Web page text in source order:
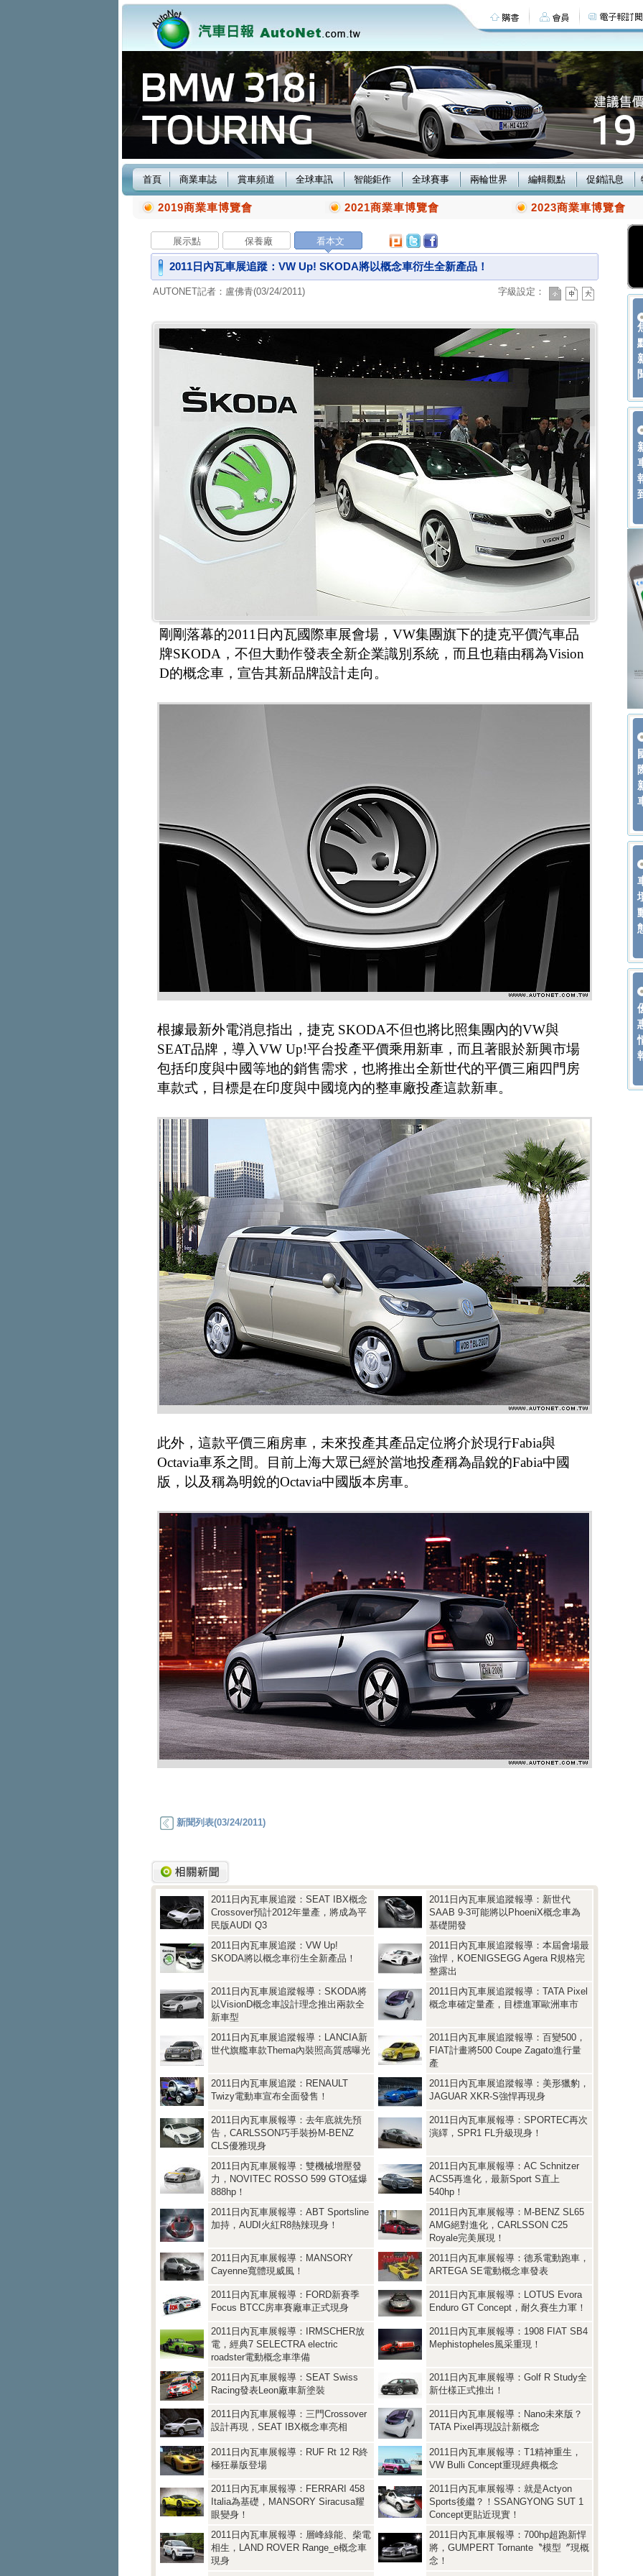
首頁 商業車誌 賞車頻道 全球車訊 智能鉅作 全球賽事 兩輪世界 編輯觀點 促銷訊息
2019商業車博覽會 2021商業車博覽會 2023商業車博覽會
展示點 保養廠 看本文
2011日內瓦車展追蹤：VW Up! SKODA將以概念車衍生全新產品！
AUTONET記者：盧佛青(03/24/2011) 字級設定：
剛剛落幕的2011日內瓦國際車展會場，VW集團旗下的捷克平價汽車品
牌SKODA，不但大動作發表全新企業識別系統，而且也藉由稱為Vision
D的概念車，宣告其新品牌設計走向。
根據最新外電消息指出，捷克 SKODA不但也將比照集團內的VW與
SEAT品牌，導入VW Up!平台投產平價乘用新車，而且著眼於新興市場
包括印度與中國等地的銷售需求，也將推出全新世代的平價三廂四門房
車款式，目標是在印度與中國境內的整車廠投產這款新車。
此外，這款平價三廂房車，未來投產其產品定位將介於現行Fabia與
Octavia車系之間。目前上海大眾已經於當地投產稱為晶銳的Fabia中國
版，以及稱為明銳的Octavia中國版本房車。
新聞列表(03/24/2011)
2011日內瓦車展追蹤：SEAT IBX概念
Crossover預計2012年量產，將成為平
民版AUDI Q3
2011日內瓦車展追蹤報導：新世代
SAAB 9-3可能將以PhoeniX概念車為
基礎開發
2011日內瓦車展追蹤：VW Up!
SKODA將以概念車衍生全新產品！
2011日內瓦車展追蹤報導：本屆會場最
強悍，KOENIGSEGG Agera R規格完
整露出
2011日內瓦車展追蹤報導：SKODA將
以VisionD概念車設計理念推出兩款全
新車型
2011日內瓦車展追蹤報導：TATA Pixel
概念車確定量產，目標進軍歐洲車市
2011日內瓦車展追蹤報導：LANCIA新
世代旗艦車款Thema內裝照高質感曝光
2011日內瓦車展追蹤報導：百變500，
FIAT計畫將500 Coupe Zagato進行量
產
2011日內瓦車展追蹤：RENAULT
Twizy電動車宣布全面發售！
2011日內瓦車展追蹤報導：美形獵豹，
JAGUAR XKR-S強悍再現身
2011日內瓦車展報導：去年底就先預
告，CARLSSON巧手裝扮M-BENZ
CLS優雅現身
2011日內瓦車展報導：SPORTEC再次
演繹，SPR1 FL升級現身！
2011日內瓦車展報導：雙機械增壓發
力，NOVITEC ROSSO 599 GTO猛爆
888hp！
2011日內瓦車展報導：AC Schnitzer
ACS5再進化，最新Sport S直上
540hp！
2011日內瓦車展報導：ABT Sportsline
加持，AUDI火紅R8熱辣現身！
2011日內瓦車展報導：M-BENZ SL65
AMG絕對進化，CARLSSON C25
Royale完美展現！
2011日內瓦車展報導：MANSORY
Cayenne寬體現威風！
2011日內瓦車展報導：德系電動跑車，
ARTEGA SE電動概念車發表
2011日內瓦車展報導：FORD新賽季
Focus BTCC房車賽廠車正式現身
2011日內瓦車展報導：LOTUS Evora
Enduro GT Concept，耐久賽生力軍！
2011日內瓦車展報導：IRMSCHER放
電，經典7 SELECTRA electric
roadster電動概念車準備
2011日內瓦車展報導：1908 FIAT SB4
Mephistopheles風采重現！
2011日內瓦車展報導：SEAT Swiss
Racing發表Leon廠車新塗裝
2011日內瓦車展報導：Golf R Study全
新仕樣正式推出！
2011日內瓦車展報導：三門Crossover
設計再現，SEAT IBX概念車亮相
2011日內瓦車展報導：Nano未來版？
TATA Pixel再現設計新概念
2011日內瓦車展報導：RUF Rt 12 R終
極狂暴版登場
2011日內瓦車展報導：T1精神重生，
VW Bulli Concept重現經典概念
2011日內瓦車展報導：FERRARI 458
Italia為基礎，MANSORY Siracusa耀
眼變身！
2011日內瓦車展報導：就是Actyon
Sports後繼？！SSANGYONG SUT 1
Concept更貼近現實！
2011日內瓦車展報導：層峰綠能、柴電
相生，LAND ROVER Range_e概念車
現身
2011日內瓦車展報導：700hp超跑新悍
將，GUMPERT Tornante〝模型〞現概
念！